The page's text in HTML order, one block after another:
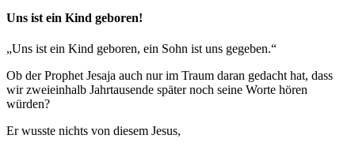
Uns ist ein Kind geboren!
„Uns ist ein Kind geboren, ein Sohn ist uns gegeben.“
Ob der Prophet Jesaja auch nur im Traum daran gedacht hat, dass
wir zweieinhalb Jahrtausende später noch seine Worte hören
würden?
Er wusste nichts von diesem Jesus,